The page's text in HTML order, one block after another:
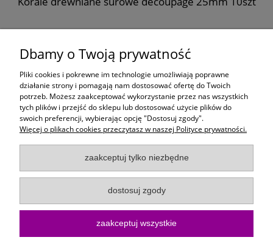
Moje konto
Płatności i dostawa
Informacje
O Firmie
Sklep internetowy KoloroweMotki | ul. Bartosza Głowackiego 10/15, 75-
Dbamy o Twoją prywatność
Pliki cookies i pokrewne im technologie umożliwiają poprawne
działanie strony i pomagają nam dostosować ofertę do Twoich
potrzeb. Możesz zaakceptować wykorzystanie przez nas wszystkich
tych plików i przejść do sklepu lub dostosować użycie plików do
swoich preferencji, wybierając opcję "Dostosuj zgody".
Więcej o plikach cookies przeczytasz w naszej Polityce prywatności.
zaakceptuj tylko niezbędne
dostosuj zgody
zaakceptuj wszystkie